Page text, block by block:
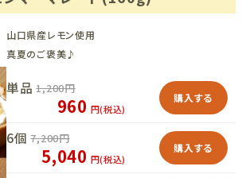
山口県産レモン使用
真夏のご褒美♪
単品 1,200円
960 円(税込)
購入する
6個 7,200円
5,040 円(税込)
購入する